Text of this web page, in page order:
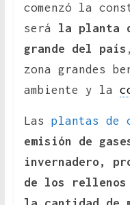
comenzó la
será la planta
grande del país
zona grandes
ambiente y la
Las plantas de
emisión de
invernadero,
de los